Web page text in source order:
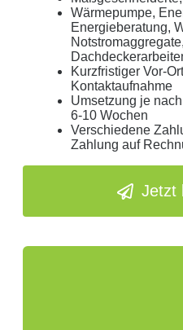
Wärmepumpe,
Energieberatung,
Kurzfristiger Vor-
Kontaktaufnahme
Umsetzung je
6-10 Wochen
Verschiedene
Zahlung auf
Jetzt